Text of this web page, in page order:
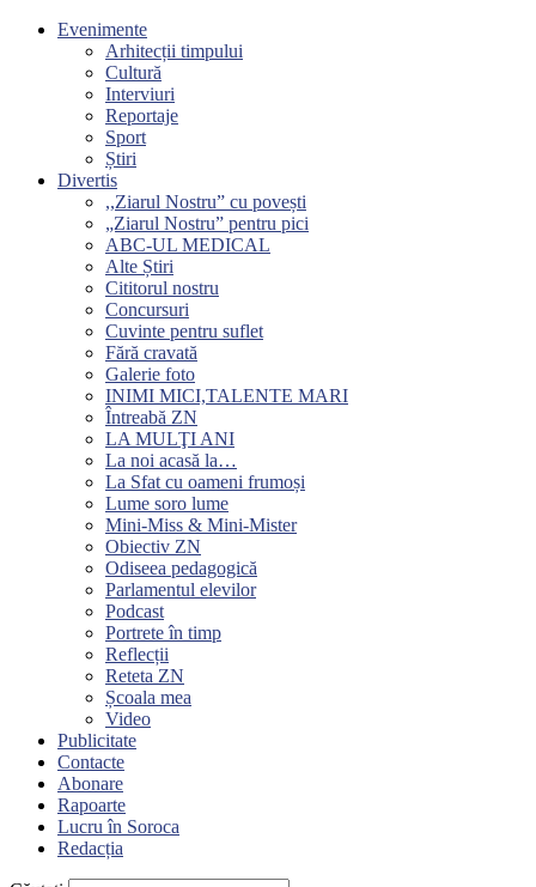
Evenimente
Arhitecții timpului
Cultură
Interviuri
Reportaje
Sport
Știri
Divertis
,,Ziarul Nostru” cu povești
„Ziarul Nostru” pentru pici
ABC-UL MEDICAL
Alte Știri
Cititorul nostru
Concursuri
Cuvinte pentru suflet
Fără cravată
Galerie foto
INIMI MICI,TALENTE MARI
Întreabă ZN
LA MULŢI ANI
La noi acasă la…
La Sfat cu oameni frumoși
Lume soro lume
Mini-Miss & Mini-Mister
Obiectiv ZN
Odiseea pedagogică
Parlamentul elevilor
Podcast
Portrete în timp
Reflecții
Reteta ZN
Școala mea
Video
Publicitate
Contacte
Abonare
Rapoarte
Lucru în Soroca
Redacția